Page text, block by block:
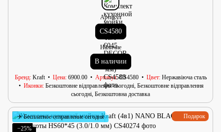
Артикул
CS4580
Наличие
В наличии
Бренд Kraft Цена 6900.00 Артикул CS4580 Цвет Нержавіюча сталь
Иконки Безкоштовне відправлення сьогодні, Безкоштовне відправлення
сьогодні, Безкоштовна доставка
Подарок
✈ Бесплатное отправление сегодня
−25%